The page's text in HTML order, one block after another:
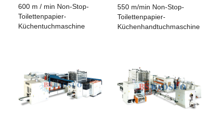
600 m / min Non-Stop-
Toilettenpapier-
Küchentuchmaschine
550 m/min Non-Stop-
Toilettenpapier-
Küchenhandtuchmaschine